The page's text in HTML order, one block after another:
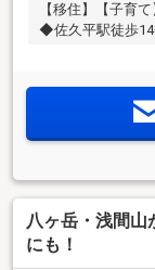
【移住】【子育
◆佐久平駅徒歩
八ヶ岳・浅間山
にも！